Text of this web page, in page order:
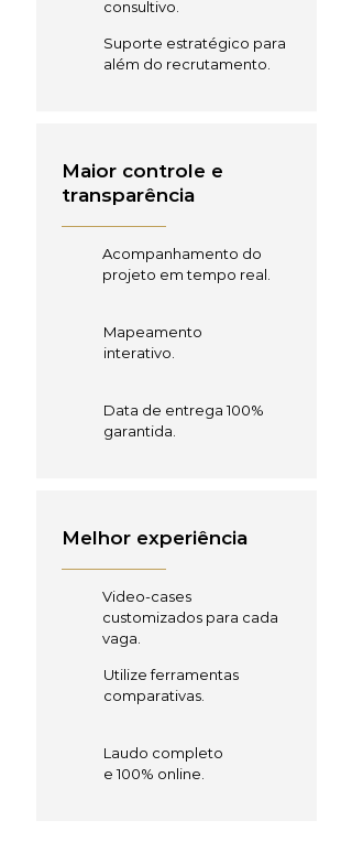
consultivo.
Suporte estratégico para
além do recrutamento.
Maior controle e
transparência
Acompanhamento do
projeto em tempo real.
Mapeamento
interativo.
Data de entrega 100%
garantida.
Melhor experiência
Video-cases
customizados para cada
vaga.
Utilize ferramentas
comparativas.
Laudo completo
e 100% online.